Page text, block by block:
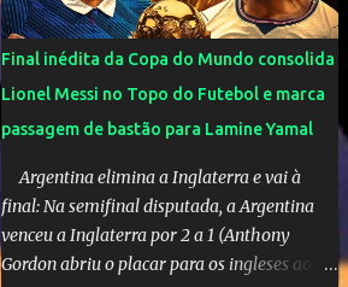
vezes, Debinha, Andressa Alves e Bia
Zaneratto foram autoras dos gols. Juliette,
embaixadora ‎@Globoplay mandou um xero
para as meninas e falou do seu orgulho.
Final inédita da Copa do Mundo consolida
Lionel Messi no Topo do Futebol e marca
passagem de bastão para Lamine Yamal
Argentina elimina a Inglaterra e vai à
final: Na semifinal disputada, a Argentina
venceu a Inglaterra por 2 a 1 (Anthony
Gordon abriu o placar para os ingleses aos